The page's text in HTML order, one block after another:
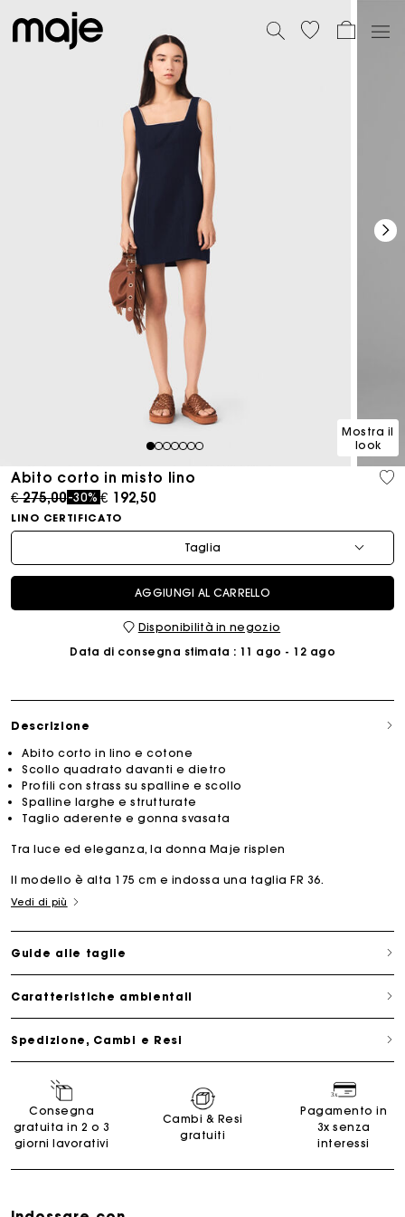
1234567
Mostra il
look
Abito corto in misto lino
Price reduced from
€ 275,00to
-30% € 192,50
LINO CERTIFICATO
Taglia
AGGIUNGI AL CARRELLO
Disponibilità in negozio
Data di consegna stimata : 11 ago - 12 ago
Descrizione
Abito corto in lino e cotone
Scollo quadrato davanti e dietro
Profili con strass su spalline e scollo
Spalline larghe e strutturate
Taglio aderente e gonna svasata
Tra luce ed eleganza, la donna Maje risplen
Il modello è alta 175 cm e indossa una taglia FR 36.
Vedi di più
Guide alle taglie
Caratteristiche ambientali
Spedizione, Cambi e Resi
Consegna
gratuita in 2 o 3
giorni lavorativi
Cambi & Resi
gratuiti
Pagamento in
3x senza
interessi